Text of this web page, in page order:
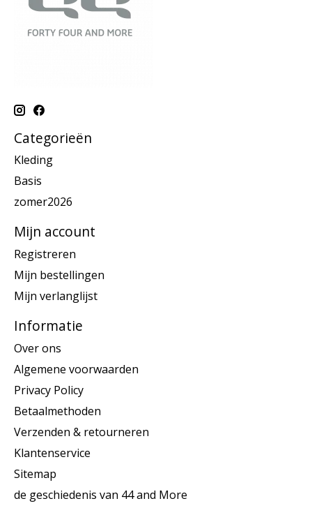
Categorieën
Kleding
Basis
zomer2026
Mijn account
Registreren
Mijn bestellingen
Mijn verlanglijst
Informatie
Over ons
Algemene voorwaarden
Privacy Policy
Betaalmethoden
Verzenden & retourneren
Klantenservice
Sitemap
de geschiedenis van 44 and More